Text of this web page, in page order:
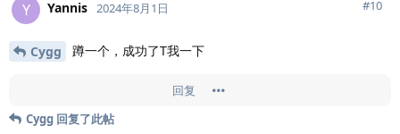
Y Yannis 2024年8月1日 #10
Cygg 蹲一个，成功了T我一下
回复
Cygg 回复了此帖